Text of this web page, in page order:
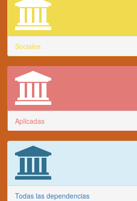
Sociales
Aplicadas
Todas las dependencias